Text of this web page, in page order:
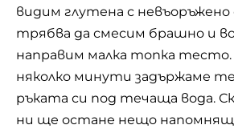
видим глутена с невъоръжено
трябва да смесим брашно и
направим малка топка тесто.
няколко минути задържаме
ръката си под течаща вода.
ни ще остане нещо